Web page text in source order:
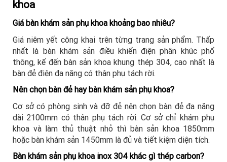
khoa
Giá bàn khám sản phụ khoa khoảng bao nhiêu?
Giá niêm yết công khai trên từng trang sản phẩm. Thấp
nhất là bàn khám sản điều khiển điện phân khúc phổ
thông, kế đến bàn sản khoa khung thép 304, cao nhất là
bàn đẻ điện đa năng có thân phụ tách rời.
Nên chọn bàn đẻ hay bàn khám sản phụ khoa?
Cơ sở có phòng sinh và đỡ đẻ nên chọn bàn đẻ đa năng
dài 2100mm có thân phụ tách rời. Cơ sở chỉ khám phụ
khoa và làm thủ thuật nhỏ thì bàn sản khoa 1850mm
hoặc bàn khám sản 1450mm là đủ và tiết kiệm diện tích.
Bàn khám sản phụ khoa inox 304 khác gì thép carbon?